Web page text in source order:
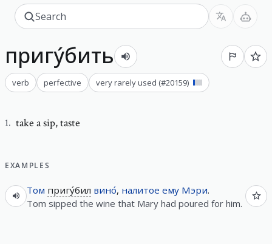
пригу́бить
verb perfective very rarely used (#20159)
1. take a sip,taste
EXAMPLES
Том пригу́бил вино́, налитое ему Мэри.
Tom sipped the wine that Mary had poured for him.